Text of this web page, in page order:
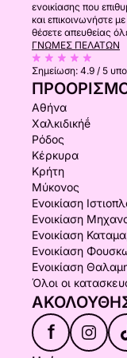
ενοικίασης που
και επικοινωνήστε
θέσετε απευθείας
ΓΝΏΜΕΣ ΠΕΛΑΤΏΝ
Σημείωση: 4.9 / 5
Αθήνα
Χαλκιδικήḗ
Ρόδος
Κέρκυρα
Κρήτη
Μύκονος
Ενοικίαση
Ενοικίαση
Ενοικίαση
Ενοικίαση
Ενοικίαση
Όλοι οι
f